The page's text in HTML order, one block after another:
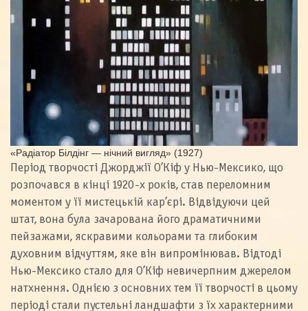
«Радіатор Білдінг — нічний вигляд» (1927)
Період творчості Джорджії О’Кіф у Нью-Мексико, що
розпочався в кінці 1920-х років, став переломним
моментом у її мистецькій кар’єрі. Відвідуючи цей
штат, вона була зачарована його драматичними
пейзажами, яскравими кольорами та глибоким
духовним відчуттям, яке він випромінював. Відтоді
Нью-Мексико стало для О’Кіф невичерпним джерелом
натхнення. Однією з основних тем її творчості в цьому
періоді стали пустельні ландшафти з їх характерними